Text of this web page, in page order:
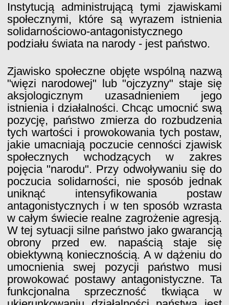
Instytucją administrującą tymi zjawiskami
społecznymi, które są wyrazem istnienia
solidarnościowo-antagonistycznego
podziału świata na narody - jest państwo.
Zjawisko społeczne objęte wspólną nazwą
"więzi narodowej" lub "ojczyzny" staje się
aksjologicznym uzasadnieniem jego
istnienia i działalności. Chcąc umocnić swą
pozycję, państwo zmierza do rozbudzenia
tych wartości i prowokowania tych postaw,
jakie umacniają poczucie cenności zjawisk
społecznych wchodzących w zakres
pojęcia "narodu". Przy odwoływaniu się do
poczucia solidarności, nie sposób jednak
uniknąć intensyfikowania postaw
antagonistycznych i w ten sposób wzrasta
w całym świecie realne zagrożenie agresją.
W tej sytuacji silne państwo jako gwarancją
obrony przed ew. napaścią staje się
obiektywną koniecznością. A w dążeniu do
umocnienia swej pozycji państwo musi
prowokować postawy antagonistyczne. Ta
funkcjonalna sprzeczność tkwiąca w